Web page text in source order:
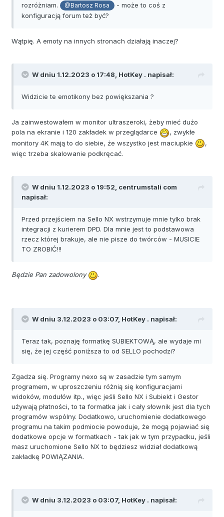
rozróżniam.
@Bartosz Rosa
- może to coś z
konfiguracją forum też być?
Wątpię. A emoty na innych stronach działają inaczej?
W dniu 1.12.2023 o 17:48, HotKey . napisał:
Widzicie te emotikony bez powiększania ?
Ja zainwestowałem w monitor ultraszeroki, żeby mieć dużo
pola na ekranie i 120 zakładek w przeglądarce
, zwykłe
monitory 4K mają to do siebie, że wszystko jest maciupkie
,
więc trzeba skalowanie podkręcać.
W dniu 1.12.2023 o 19:52, centrumstali com
napisał:
Przed przejściem na Sello NX wstrzymuje mnie tylko brak
integracji z kurierem DPD. Dla mnie jest to podstawowa
rzecz której brakuje, ale nie pisze do twórców - MUSICIE
TO ZROBIĆ!!!
Będzie Pan zadowolony .
W dniu 3.12.2023 o 03:07, HotKey . napisał:
Teraz tak, poznaję formatkę SUBIEKTOWĄ, ale wydaje mi
się, że jej część poniższa to od SELLO pochodzi?
Zgadza się. Programy nexo są w zasadzie tym samym
programem, w uproszczeniu różnią się konfiguracjami
widoków, modułów itp., więc jeśli Sello NX i Subiekt i Gestor
używają płatności, to ta formatka jak i cały słownik jest dla tych
programów wspólny. Dodatkowo, uruchomienie dodatkowego
programu na takim podmiocie powoduje, że mogą pojawiać się
dodatkowe opcje w formatkach - tak jak w tym przypadku, jeśli
masz uruchomione Sello NX to będziesz widział dodatkową
zakładkę POWIĄZANIA.
W dniu 3.12.2023 o 03:07, HotKey . napisał: